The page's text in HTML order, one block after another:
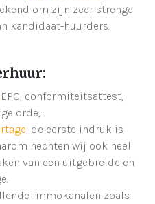
om zijn zeer strenge
kandidaat-huurders.
EPC, conformiteitsattest,
orde,…
: de eerste indruk is
hechten wij ook heel
van een uitgebreide en
immokanalen zoals